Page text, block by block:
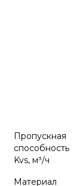
Пропускная
способность
Kvs, м³/ч
Материал